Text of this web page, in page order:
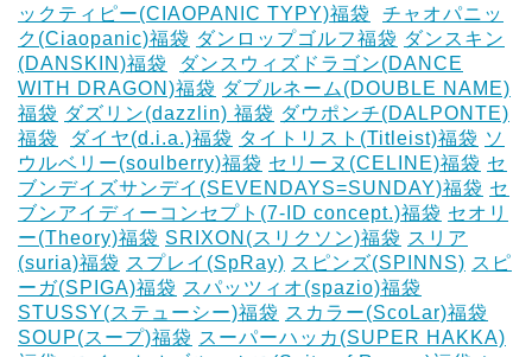
ックティピー(CIAOPANIC TYPY)福袋
チャオパニッ
ク(Ciaopanic)福袋 ダンロップゴルフ福袋 ダンスキン
(DANSKIN)福袋
ダンスウィズドラゴン(DANCE
WITH DRAGON)福袋 ダブルネーム(DOUBLE NAME)
福袋 ダズリン(dazzlin) 福袋 ダウポンチ(DALPONTE)
福袋
ダイヤ(d.i.a.)福袋 タイトリスト(Titleist)福袋 ソ
ウルベリー(soulberry)福袋 セリーヌ(CELINE)福袋 セ
ブンデイズサンデイ(SEVENDAYS=SUNDAY)福袋 セ
ブンアイディーコンセプト(7-ID concept.)福袋 セオリ
ー(Theory)福袋 SRIXON(スリクソン)福袋 スリア
(suria)福袋 スプレイ(SpRay) スピンズ(SPINNS) スピ
ーガ(SPIGA)福袋 スパッツィオ(spazio)福袋
STUSSY(ステューシー)福袋 スカラー(ScoLar)福袋
SOUP(スープ)福袋 スーパーハッカ(SUPER HAKKA)